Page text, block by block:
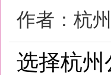
在杭州特别
州SPA聚会，
作者：杭州